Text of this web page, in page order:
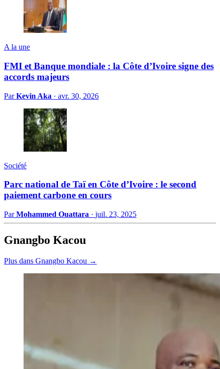
A la une
FMI et Banque mondiale : la Côte d’Ivoire signe des
accords majeurs
ParKevin Aka · avr. 30, 2026
Société
Parc national de Taï en Côte d’Ivoire : le second
paiement carbone en cours
ParMohammed Ouattara · juil. 23, 2025
Gnangbo Kacou
Plus dans Gnangbo Kacou →